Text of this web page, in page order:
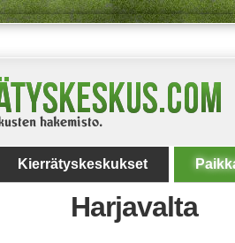
Kierrätyskeskukset
Harjavalta